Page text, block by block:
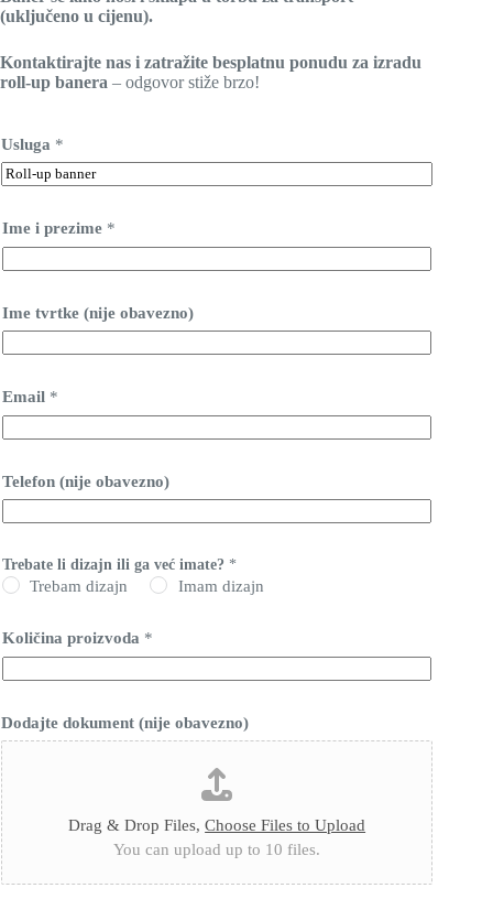
(uključeno u cijenu).
Kontaktirajte nas i zatražite besplatnu ponudu za izradu
roll-up banera – odgovor stiže brzo!
m
e
D
d
p
r
e
i
Usluga *
Ime i prezime *
Ime tvrtke (nije obavezno)
Email *
Telefon (nije obavezno)
Trebate li dizajn ili ga već imate? *
Trebam dizajn Imam dizajn
Količina proizvoda *
Dodajte dokument (nije obavezno)
Drag & Drop Files,Choose Files to Upload
You can upload up to 10 files.